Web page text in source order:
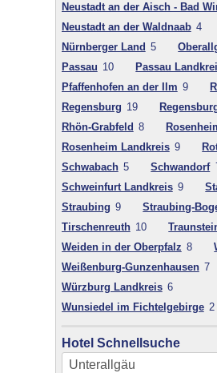
Neustadt an der Aisch - Bad
Neustadt an der Waldnaab 4
Nürnberger Land 5
Passau 10 Passau
Pfaffenhofen an der Ilm 9
Regensburg 19
Rhön-Grabfeld 8
Rosenheim Landkreis 9
Schwabach 5 Schwandorf
Schweinfurt Landkreis 9
Straubing 9 Straubing-
Tirschenreuth 10
Weiden in der Oberpfalz 8
Weißenburg-Gunzenhausen 7
Würzburg Landkreis 6
Wunsiedel im Fichtelgebirge 2
Hotel Schnellsuche